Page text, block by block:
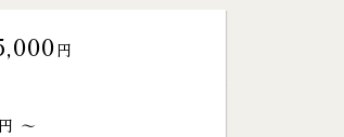
円
円 〜